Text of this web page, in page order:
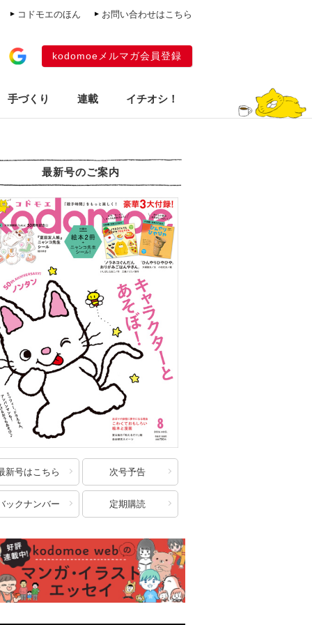
コドモエのほん お問い合わせはこちら
kodomoeメルマガ会員登録
手づくり 連載 イチオシ！
最新号のご案内
新号はこちら 次号予告
ックナンバー 定期購読